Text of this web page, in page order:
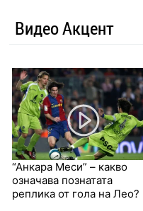
Видео Акцент
“Анкара Меси” – какво
означава познатата
реплика от гола на Лео?